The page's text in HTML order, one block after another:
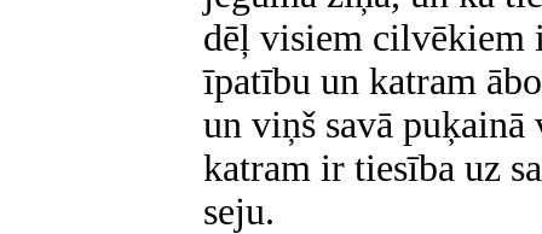
dēļ visiem cilvēkiem
īpatību un katram
un viņš savā
katram ir tiesība uz
seju.